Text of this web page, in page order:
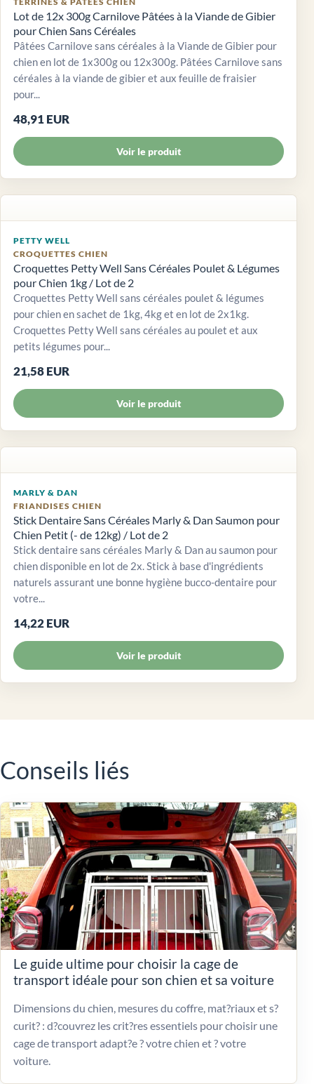
Lot de 12x 300g Carnilove Pâtées à la Viande de Gibier
pour Chien Sans Céréales
Pâtées Carnilove sans céréales à la Viande de Gibier pour
chien en lot de 1x300g ou 12x300g. Pâtées Carnilove sans
céréales à la viande de gibier et aux feuille de fraisier
pour...
48,91 EUR
Voir le produit
PETTY WELL
CROQUETTES CHIEN
Croquettes Petty Well Sans Céréales Poulet & Légumes
pour Chien 1kg / Lot de 2
Croquettes Petty Well sans céréales poulet & légumes
pour chien en sachet de 1kg, 4kg et en lot de 2x1kg.
Croquettes Petty Well sans céréales au poulet et aux
petits légumes pour...
21,58 EUR
Voir le produit
MARLY & DAN
FRIANDISES CHIEN
Stick Dentaire Sans Céréales Marly & Dan Saumon pour
Chien Petit (- de 12kg) / Lot de 2
Stick dentaire sans céréales Marly & Dan au saumon pour
chien disponible en lot de 2x. Stick à base d'ingrédients
naturels assurant une bonne hygiène bucco-dentaire pour
votre...
14,22 EUR
Voir le produit
Conseils liés
Le guide ultime pour choisir la cage de
transport idéale pour son chien et sa voiture
Dimensions du chien, mesures du coffre, mat?riaux et s?
curit? : d?couvrez les crit?res essentiels pour choisir une
cage de transport adapt?e ? votre chien et ? votre
voiture.